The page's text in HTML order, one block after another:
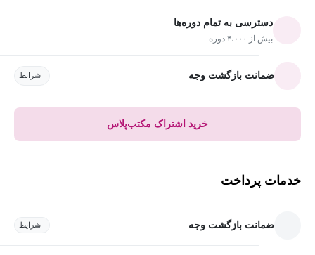
دسترسی به تمام دوره‌ها
بیش از ۴،۰۰۰ دوره
ضمانت بازگشت وجه شرایط
خرید اشتراک مکتب‌پلاس
خدمات پرداخت
ضمانت بازگشت وجه شرایط